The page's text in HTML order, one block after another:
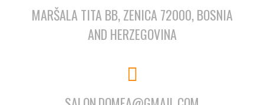
MARŠALA TITA BB, ZENICA 72000, BOSNIA
AND HERZEGOVINA